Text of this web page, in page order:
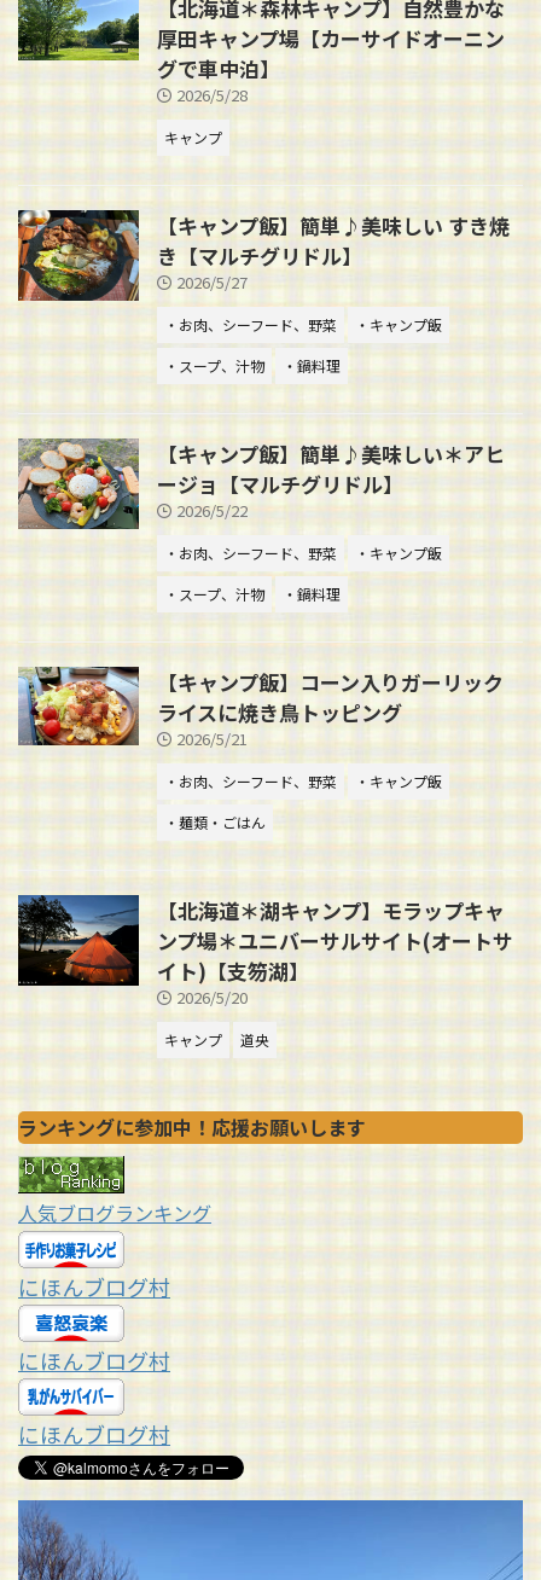
【北海道＊森林キャンプ】自然豊かな
厚田キャンプ場【カーサイドオーニン
グで車中泊】
2026/5/28
キャンプ
【キャンプ飯】簡単♪美味しい すき焼
き【マルチグリドル】
2026/5/27
・お肉、シーフード、野菜
・キャンプ飯
・スープ、汁物
・鍋料理
【キャンプ飯】簡単♪美味しい＊アヒ
ージョ【マルチグリドル】
2026/5/22
・お肉、シーフード、野菜
・キャンプ飯
・スープ、汁物
・鍋料理
【キャンプ飯】コーン入りガーリック
ライスに焼き鳥トッピング
2026/5/21
・お肉、シーフード、野菜
・キャンプ飯
・麺類・ごはん
【北海道＊湖キャンプ】モラップキャ
ンプ場＊ユニバーサルサイト(オートサ
イト)【支笏湖】
2026/5/20
キャンプ 道央
ランキングに参加中！応援お願いします
人気ブログランキング
にほんブログ村
にほんブログ村
にほんブログ村